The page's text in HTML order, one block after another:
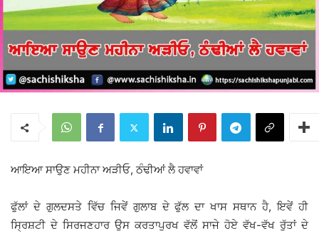
ਆਇਆ ਸਾਉਣ ਮਹੀਨਾ ਅੜੀਓ, ਠੰਢੀਆਂ ਲੈ ਹਵਾਵਾਂ
ਫੁੱਲਾਂ ਦੇ ਗੁਲਦਸਤੇ ਵਿੱਚ ਜਿਵੇਂ ਗੁਲਾਬ ਦੇ ਫੁੱਲ ਦਾ ਖਾਸ ਸਥਾਨ ਹੈ, ਇਵੇਂ ਹੀ
ਸ੍ਰਿਸ਼ਟੀ ਦੇ ਸਿਰਜਣਹਾਰ ਉਸ ਕਰਤਾਪੁਰਖ ਵੱਲੋਂ ਸਾਜੇ ਹੋਏ ਵੱਖ-ਵੱਖ ਰੁੱਤਾਂ ਦੇ